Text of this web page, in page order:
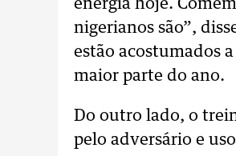
energia hoje.
nigerianos são”,
estão acostumados
maior parte do ano.
Do outro lado, o
pelo adversário e